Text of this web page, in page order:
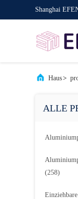
Shanghai
Haus>
ALLE
(258)